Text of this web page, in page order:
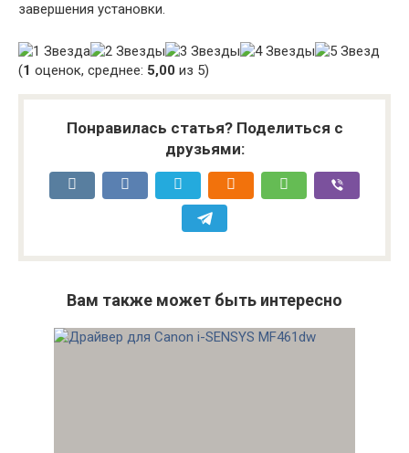
завершения установки.
(1 оценок, среднее: 5,00 из 5)
Понравилась статья? Поделиться с
друзьями:
Вам также может быть интересно